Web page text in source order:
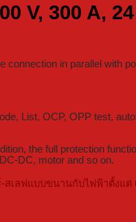
V, 300 A,
connection in parallel with
List, OCP, OPP test,
the full protection
DC, motor and so on.
สเลฟแบบขนานกับไฟฟ้าตั้งแต่